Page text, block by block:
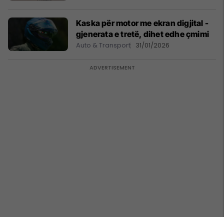
Kaska për motor me ekran digjital -
gjenerata e tretë, dihet edhe çmimi
Auto & Transport 31/01/2026